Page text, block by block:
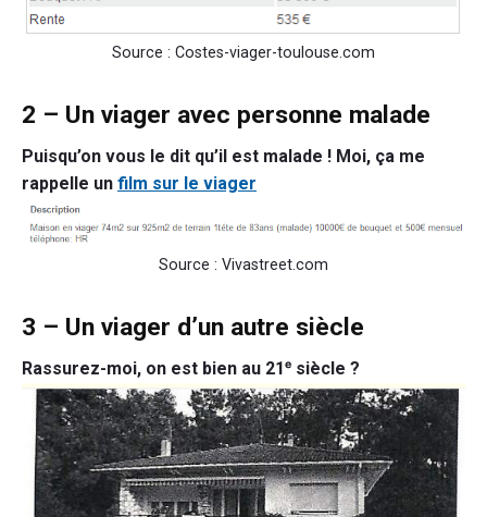
Source : Costes-viager-toulouse.com
2 – Un viager avec personne malade
Puisqu’on vous le dit qu’il est malade ! Moi, ça me
rappelle un film sur le viager
Source : Vivastreet.com
3 – Un viager d’un autre siècle
Rassurez-moi, on est bien au 21ᵉ siècle ?